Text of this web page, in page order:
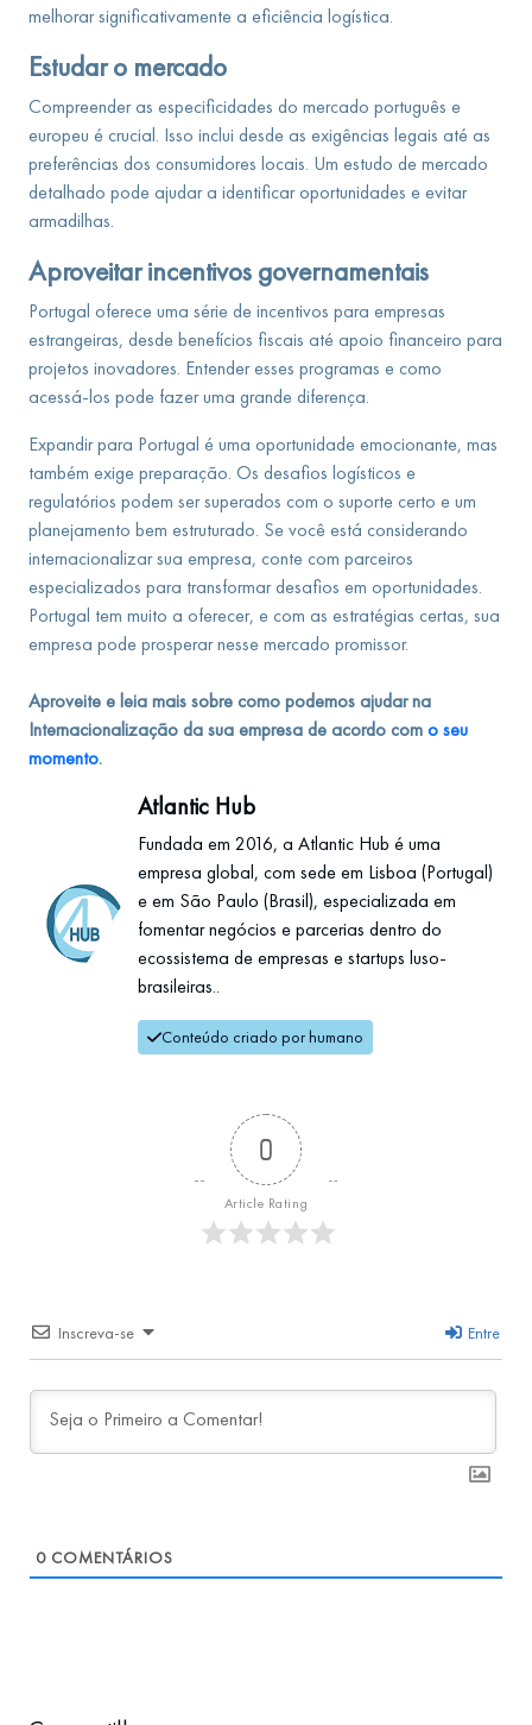
melhorar significativamente a eficiência logística.
Estudar o mercado
Compreender as especificidades do mercado português e
europeu é crucial. Isso inclui desde as exigências legais até as
preferências dos consumidores locais. Um estudo de mercado
detalhado pode ajudar a identificar oportunidades e evitar
armadilhas.
Aproveitar incentivos governamentais
Portugal oferece uma série de incentivos para empresas
estrangeiras, desde benefícios fiscais até apoio financeiro para
projetos inovadores. Entender esses programas e como
acessá-los pode fazer uma grande diferença.
Expandir para Portugal é uma oportunidade emocionante, mas
também exige preparação. Os desafios logísticos e
regulatórios podem ser superados com o suporte certo e um
planejamento bem estruturado. Se você está considerando
internacionalizar sua empresa, conte com parceiros
especializados para transformar desafios em oportunidades.
Portugal tem muito a oferecer, e com as estratégias certas, sua
empresa pode prosperar nesse mercado promissor.
Aproveite e leia mais sobre como podemos ajudar na
Internacionalização da sua empresa de acordo com o seu
momento.
Atlantic Hub
Fundada em 2016, a Atlantic Hub é uma
empresa global, com sede em Lisboa (Portugal)
e em São Paulo (Brasil), especializada em
fomentar negócios e parcerias dentro do
ecossistema de empresas e startups luso-
brasileiras..
Conteúdo criado por humano
0
Article Rating
Inscreva-se Entre
0 COMENTÁRIOS